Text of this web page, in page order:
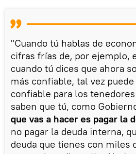
"Cuando tú hablas de
cifras frías de, por ejemplo,
cuando tú dices que ahora
más confiable, tal vez
confiable para los
saben que tú, como
que vas a hacer es pagar la
no pagar la deuda interna,
deuda que tienes con miles